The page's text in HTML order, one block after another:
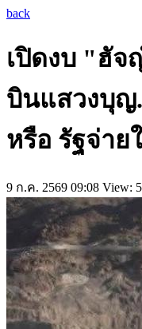
back
เปิดงบ "ฮั
บินแสวงบุญ
หรือ รัฐจ่าย
9 ก.ค. 2569 09:08 View: